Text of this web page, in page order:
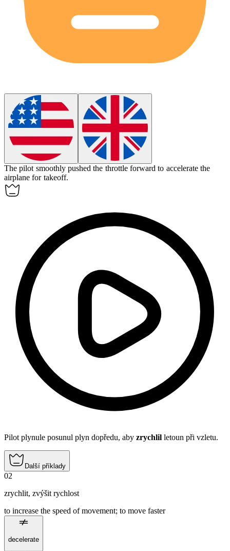
The pilot smoothly pushed the throttle forward to accelerate the
airplane for takeoff.
Pilot plynule posunul plyn dopředu, aby zrychlil letoun při vzletu.
Další příklady
02
zrychlit, zvýšit rychlost
to increase the speed of movement; to move faster
decelerate